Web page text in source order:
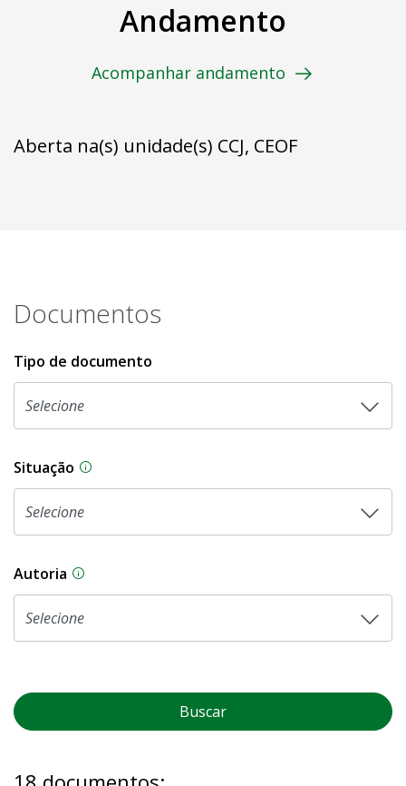
Andamento
Acompanhar andamento
Aberta na(s) unidade(s) CCJ, CEOF
Documentos
Tipo de documento
Situação Na CLDF, as proposições legislativas
Autoria As proposições legislativas na CLDF podem
Buscar